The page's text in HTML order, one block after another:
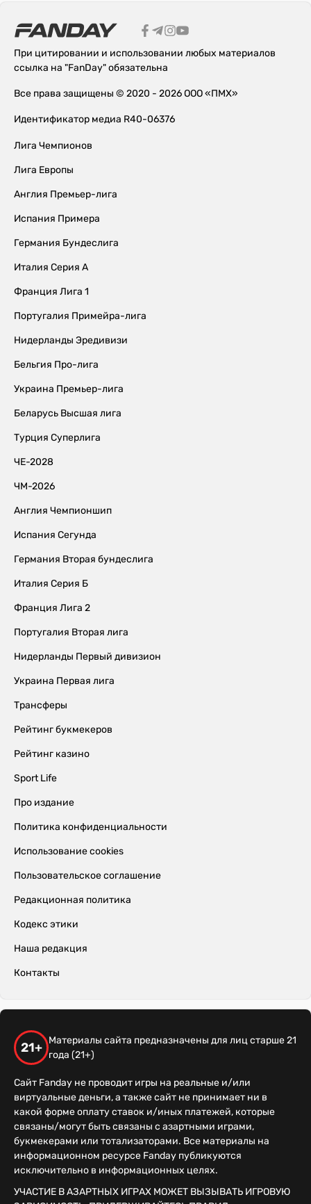
При цитировании и использовании любых материалов
ссылка на "FanDay" обязательна
Все права защищены © 2020 - 2026 ООО «ПМХ»
Идентификатор медиа R40-06376
Лига Чемпионов
Лига Европы
Англия Премьер-лига
Испания Примера
Германия Бундеслига
Италия Серия А
Франция Лига 1
Португалия Примейра-лига
Нидерланды Эредивизи
Бельгия Про-лига
Украина Премьер-лига
Беларусь Высшая лига
Турция Суперлига
ЧЕ-2028
ЧМ-2026
Англия Чемпионшип
Испания Сегунда
Германия Вторая бундеслига
Италия Серия Б
Франция Лига 2
Португалия Вторая лига
Нидерланды Первый дивизион
Украина Первая лига
Трансферы
Рейтинг букмекеров
Рейтинг казино
Sport Life
Про издание
Политика конфиденциальности
Использование cookies
Пользовательское соглашение
Редакционная политика
Кодекс этики
Наша редакция
Контакты
21+
Материалы сайта предназначены для лиц старше 21
года (21+)
Сайт Fanday не проводит игры на реальные и/или
виртуальные деньги, а также сайт не принимает ни в
какой форме оплату ставок и/иных платежей, которые
связаны/могут быть связаны с азартными играми,
букмекерами или тотализаторами. Все материалы на
информационном ресурсе Fanday публикуются
исключительно в информационных целях.
УЧАСТИЕ В АЗАРТНЫХ ИГРАХ МОЖЕТ ВЫЗЫВАТЬ ИГРОВУЮ